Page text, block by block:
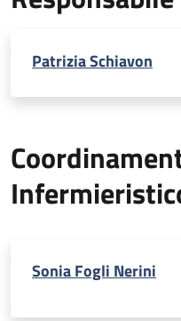
Patrizia Schiavon
Sonia Fogli Nerini